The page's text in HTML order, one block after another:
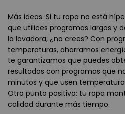
Más ideas. Si tu ropa no está
que utilices programas largos y
la lavadora, ¿no crees? Con
temperaturas, ahorramos
te garantizamos que puedes
resultados con programas que
minutos y que usen
Otro punto positivo: tu ropa
calidad durante más tiempo.